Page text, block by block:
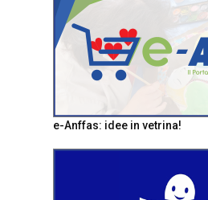
e-Anffas: idee in vetrina!